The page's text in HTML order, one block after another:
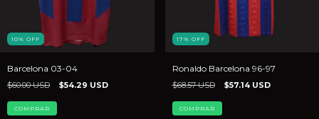
10% OFF
Barcelona 03-04
$60.00 USD $54.29 USD
COMPRAR
17% OFF
Ronaldo Barcelona 96-97
$68.57 USD $57.14 USD
COMPRAR